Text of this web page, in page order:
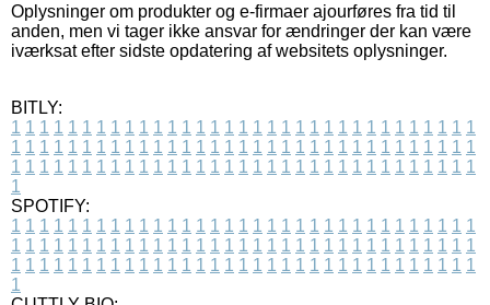
Oplysninger om produkter og e-firmaer ajourføres fra tid til
anden, men vi tager ikke ansvar for ændringer der kan være
iværksat efter sidste opdatering af websitets oplysninger.
BITLY:
1 1 1 1 1 1 1 1 1 1 1 1 1 1 1 1 1 1 1 1 1 1 1 1 1 1 1 1 1 1 1 1 1
1 1 1 1 1 1 1 1 1 1 1 1 1 1 1 1 1 1 1 1 1 1 1 1 1 1 1 1 1 1 1 1 1
1 1 1 1 1 1 1 1 1 1 1 1 1 1 1 1 1 1 1 1 1 1 1 1 1 1 1 1 1 1 1 1 1
1
SPOTIFY:
1 1 1 1 1 1 1 1 1 1 1 1 1 1 1 1 1 1 1 1 1 1 1 1 1 1 1 1 1 1 1 1 1
1 1 1 1 1 1 1 1 1 1 1 1 1 1 1 1 1 1 1 1 1 1 1 1 1 1 1 1 1 1 1 1 1
1 1 1 1 1 1 1 1 1 1 1 1 1 1 1 1 1 1 1 1 1 1 1 1 1 1 1 1 1 1 1 1 1
1